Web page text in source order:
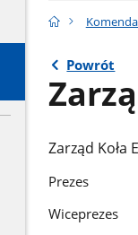
Powrót
Zarząd Koła